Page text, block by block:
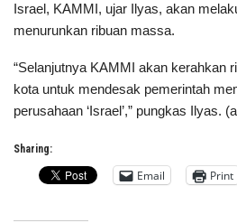
Israel, KAMMI, ujar Ilyas, akan
menurunkan ribuan massa.
“Selanjutnya KAMMI akan kerahkan
kota untuk mendesak pemerintah
perusahaan ‘Israel’,” pungkas Ilyas.
Sharing:
Email Print